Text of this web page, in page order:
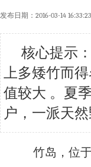
发布日期： 2016-03-14 16:33:23
核心提示
上多矮竹而
值较大 。夏
户，一派天然
竹岛，位于